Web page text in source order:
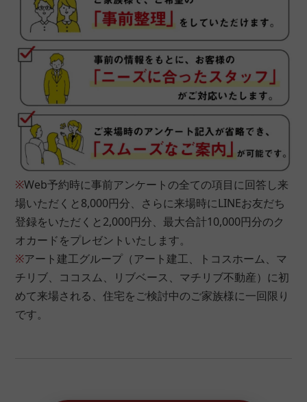
※Web予約時に事前アンケートの全ての項目に回答し来
場いただくと8,000円分、さらに来場時にLINEお友だち
登録をいただくと2,000円分、最大合計10,000円分のク
オカードをプレゼントいたします。
※アート建工グループ（アート建工、トコスホーム、マ
チリブ、ココスム、リブベース、マチリブ不動産）に初
めて来場される、住宅をご検討中のご家族様に一回限り
です。
■問１５.現在の借り入れ状況についてお聞かせください
種類
その他
残金
円
※もし借り入れがあるとしても住宅ローンは組めます。
お気軽にご相談ください。